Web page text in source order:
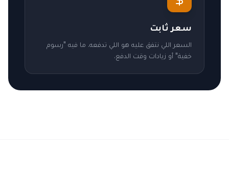
سعر ثابت
السعر اللي نتفق عليه هو اللي تدفعه. ما فيه "رسوم
خفية" أو زيادات وقت الدفع.